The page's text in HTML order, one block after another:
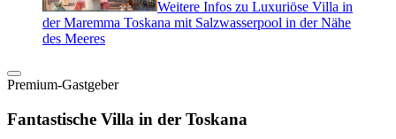
Weitere Infos zu Luxuriöse Villa in
der Maremma Toskana mit Salzwasserpool in der Nähe
des Meeres
Premium-Gastgeber
Fantastische Villa in der Toskana